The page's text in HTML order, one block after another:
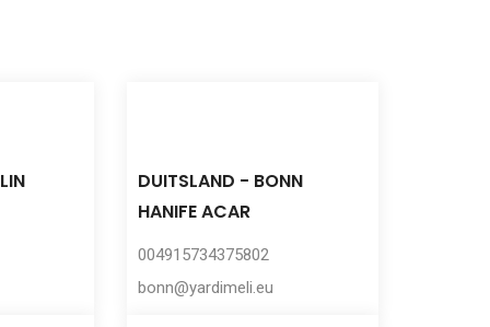
DUITSLAND - BONN
HANIFE ACAR
004915734375802
bonn@yardimeli.eu